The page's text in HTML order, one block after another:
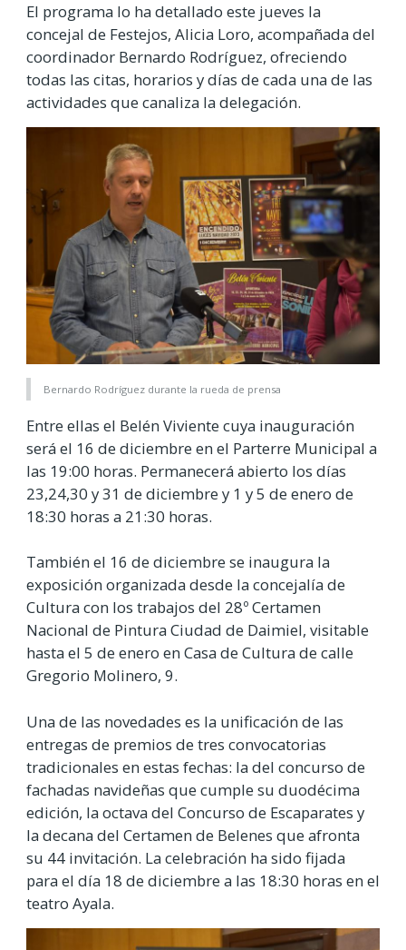
El programa lo ha detallado este jueves la
concejal de Festejos, Alicia Loro, acompañada del
coordinador Bernardo Rodríguez, ofreciendo
todas las citas, horarios y días de cada una de las
actividades que canaliza la delegación.
Bernardo Rodríguez durante la rueda de prensa
Entre ellas el Belén Viviente cuya inauguración
será el 16 de diciembre en el Parterre Municipal a
las 19:00 horas. Permanecerá abierto los días
23,24,30 y 31 de diciembre y 1 y 5 de enero de
18:30 horas a 21:30 horas.
También el 16 de diciembre se inaugura la
exposición organizada desde la concejalía de
Cultura con los trabajos del 28º Certamen
Nacional de Pintura Ciudad de Daimiel, visitable
hasta el 5 de enero en Casa de Cultura de calle
Gregorio Molinero, 9.
Una de las novedades es la unificación de las
entregas de premios de tres convocatorias
tradicionales en estas fechas: la del concurso de
fachadas navideñas que cumple su duodécima
edición, la octava del Concurso de Escaparates y
la decana del Certamen de Belenes que afronta
su 44 invitación. La celebración ha sido fijada
para el día 18 de diciembre a las 18:30 horas en el
teatro Ayala.